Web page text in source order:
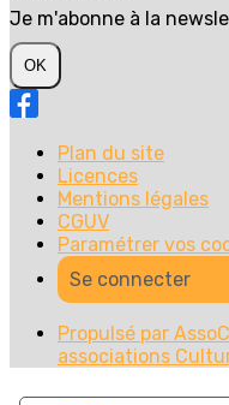
Je m'abonne à la
OK
Plan du site
Licences
Mentions légales
CGUV
Paramétrer vos
Se connecter
Propulsé par
associations